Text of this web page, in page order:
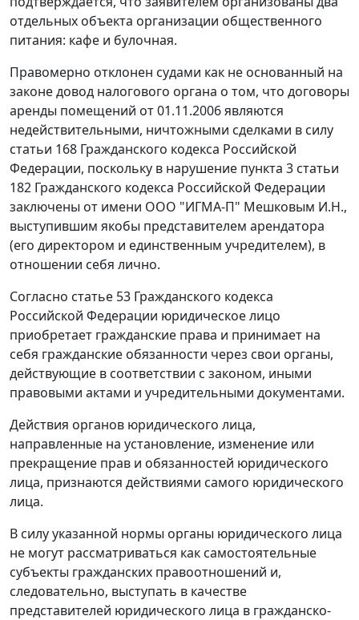
отдельных объекта организации общественного
питания: кафе и булочная.
Правомерно отклонен судами как не основанный на
законе довод налогового органа о том, что договоры
аренды помещений от 01.11.2006 являются
недействительными, ничтожными сделками в силу
статьи 168 Гражданского кодекса Российской
Федерации, поскольку в нарушение пункта 3 статьи
182 Гражданского кодекса Российской Федерации
заключены от имени ООО "ИГМА-П" Мешковым И.Н.,
выступившим якобы представителем арендатора
(его директором и единственным учредителем), в
отношении себя лично.
Согласно статье 53 Гражданского кодекса
Российской Федерации юридическое лицо
приобретает гражданские права и принимает на
себя гражданские обязанности через свои органы,
действующие в соответствии с законом, иными
правовыми актами и учредительными документами.
Действия органов юридического лица,
направленные на установление, изменение или
прекращение прав и обязанностей юридического
лица, признаются действиями самого юридического
лица.
В силу указанной нормы органы юридического лица
не могут рассматриваться как самостоятельные
субъекты гражданских правоотношений и,
следовательно, выступать в качестве
представителей юридического лица в гражданско-